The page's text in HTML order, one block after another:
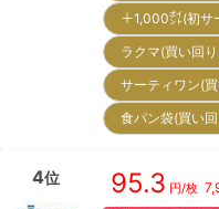
＋1,000㌽(初
ラクマ(買い回
サーティワン(
食パン袋(買い
4位 95.3 円/枚